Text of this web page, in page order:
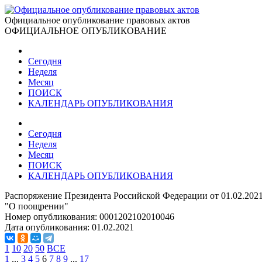
Официальное опубликование правовых актов
ОФИЦИАЛЬНОЕ ОПУБЛИКОВАНИЕ
Сегодня
Неделя
Месяц
ПОИСК
КАЛЕНДАРЬ ОПУБЛИКОВАНИЯ
Сегодня
Неделя
Месяц
ПОИСК
КАЛЕНДАРЬ ОПУБЛИКОВАНИЯ
Распоряжение Президента Российской Федерации от
"О поощрении"
Номер опубликования: 0001202102010046
Дата опубликования: 01.02.2021
1 10 20 50 ВСЕ
1 ... 3 4 5 6 7 8 9 ... 17